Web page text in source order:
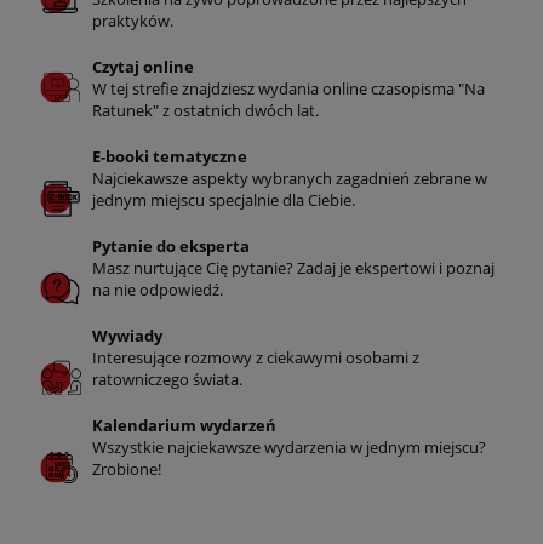
praktyków.
Czytaj online
W tej strefie znajdziesz wydania online czasopisma "Na
Ratunek" z ostatnich dwóch lat.
E-booki tematyczne
Najciekawsze aspekty wybranych zagadnień zebrane w
jednym miejscu specjalnie dla Ciebie.
Pytanie do eksperta
Masz nurtujące Cię pytanie? Zadaj je ekspertowi i poznaj
na nie odpowiedź.
Wywiady
Interesujące rozmowy z ciekawymi osobami z
ratowniczego świata.
Kalendarium wydarzeń
Wszystkie najciekawsze wydarzenia w jednym miejscu?
Zrobione!